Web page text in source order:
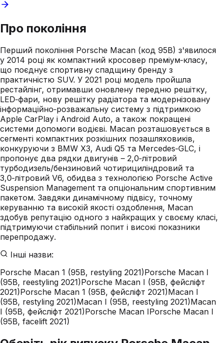
Про покоління
Перший покоління Porsche Macan (код 95B) з'явилося
у 2014 році як компактний кросовер преміум‑класу,
що поєднує спортивну спадщину бренду з
практичністю SUV. У 2021 році модель пройшла
рестайлінг, отримавши оновлену передню решітку,
LED‑фари, нову решітку радіатора та модернізовану
інформаційно‑розважальну систему з підтримкою
Apple CarPlay і Android Auto, а також покращені
системи допомоги водієві. Macan розташовується в
сегменті компактних розкішних позашляховиків,
конкуруючи з BMW X3, Audi Q5 та Mercedes‑GLC, і
пропонує два рядки двигунів – 2,0‑літровий
турбодизель/бензиновий чотирициліндровий та
3,0‑літровий V6, обидва з технологією Porsche Active
Suspension Management та опціональним спортивним
пакетом. Завдяки динамічному підвісу, точному
керуванню та високій якості оздоблення, Macan
здобув репутацію одного з найкращих у своєму класі,
підтримуючи стабільний попит і високі показники
перепродажу.
Інші назви:
Porsche Macan 1 (95B, restyling 2021)Porsche Macan I
(95B, reestyling 2021)Porsche Macan I (95B, фейсліфт
2021)Porsche Macan 1 (95B, фейсліфт 2021)Macan I
(95B, restyling 2021)Macan I (95B, reestyling 2021)Macan
I (95B, фейсліфт 2021)Porsche Macan IPorsche Macan I
(95B, facelift 2021)